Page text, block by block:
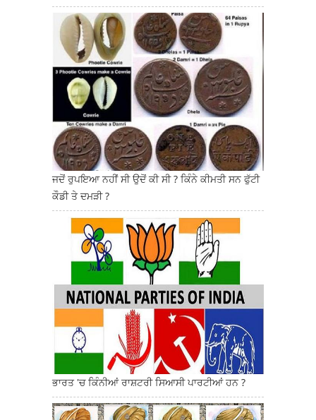
ਜਦੋਂ ਰੁਪਇਆ ਨਹੀਂ ਸੀ ਉਦੋਂ ਕੀ ਸੀ ? ਕਿੰਨੇ ਕੀਮਤੀ ਸਨ ਫੁੱਟੀ
ਕੌਡੀ ਤੇ ਦਮੜੀ ?
ਭਾਰਤ 'ਚ ਕਿੰਨੀਆਂ ਰਾਸ਼ਟਰੀ ਸਿਆਸੀ ਪਾਰਟੀਆਂ ਹਨ ?